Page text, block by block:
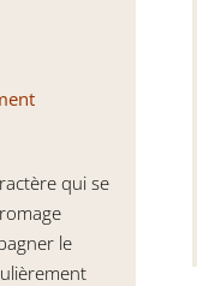
qui se
le